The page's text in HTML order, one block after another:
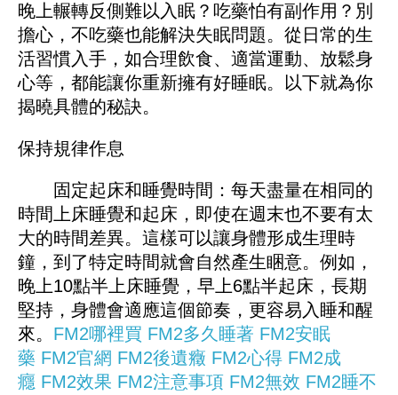
晚上輾轉反側難以入眠？吃藥怕有副作用？別
擔心，不吃藥也能解決失眠問題。從日常的生
活習慣入手，如合理飲食、適當運動、放鬆身
心等，都能讓你重新擁有好睡眠。以下就為你
揭曉具體的秘訣。
保持規律作息
固定起床和睡覺時間：每天盡量在相同的
時間上床睡覺和起床，即使在週末也不要有太
大的時間差異。這樣可以讓身體形成生理時
鐘，到了特定時間就會自然產生睏意。例如，
晚上10點半上床睡覺，早上6點半起床，長期
堅持，身體會適應這個節奏，更容易入睡和醒
來。 FM2哪裡買 FM2多久睡著 FM2安眠
藥 FM2官網 FM2後遺癥 FM2心得 FM2成
癮 FM2效果 FM2注意事項 FM2無效 FM2睡不